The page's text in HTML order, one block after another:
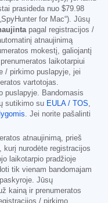
prasideda nuo $79.98
for Mac“). Jūsų
pagal registracijos /
atnaujinimą
mokestį, galiojantį
laikotarpiui
/ pirkimo puslapyje, jei
vartotojas.
puslapyje. Bandomasis
sutikimo su EULA / TOS,
. Jei norite pašalinti
atnaujinimą, prieš
kurį nurodėte registracijos
laikotarpio pradžioje
tik vienam bandomajam
Jūsų
kainą ir prenumeratos